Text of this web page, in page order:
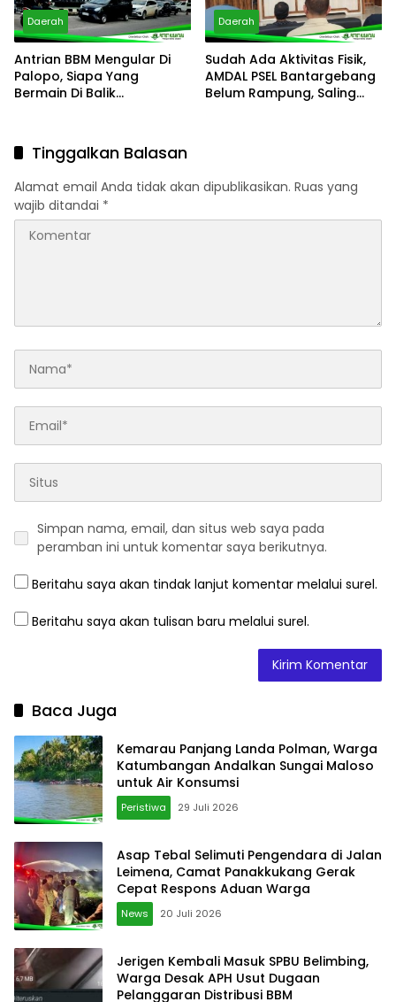
Daerah
Antrian BBM Mengular Di
Palopo, Siapa Yang
Bermain Di Balik
Daerah
Sudah Ada Aktivitas Fisik,
AMDAL PSEL Bantargebang
Belum Rampung, Saling
Tinggalkan Balasan
Alamat email Anda tidak akan dipublikasikan. Ruas yang
wajib ditandai *
Simpan nama, email, dan situs web saya pada
peramban ini untuk komentar saya berikutnya.
Beritahu saya akan tindak lanjut komentar melalui surel.
Beritahu saya akan tulisan baru melalui surel.
Baca Juga
Kemarau Panjang Landa Polman, Warga
Katumbangan Andalkan Sungai Maloso
untuk Air Konsumsi
Peristiwa 29 Juli 2026
Asap Tebal Selimuti Pengendara di Jalan
Leimena, Camat Panakkukang Gerak
Cepat Respons Aduan Warga
News 20 Juli 2026
Jerigen Kembali Masuk SPBU Belimbing,
Warga Desak APH Usut Dugaan
Pelanggaran Distribusi BBM